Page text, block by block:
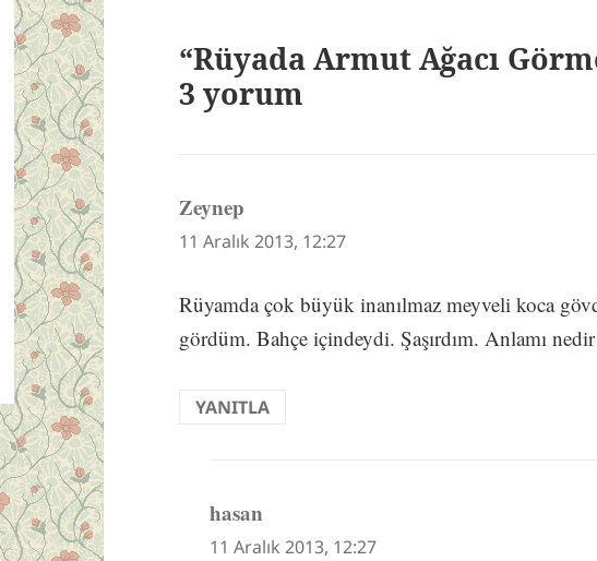
“Rüyada Armut Ağacı
3 yorum
Zeynep
ki:
11 Aralık 2013, 12:27
Rüyamda çok büyük inanılmaz meyveli koca
gördüm. Bahçe içindeydi. Şaşırdım. Anlamı nedir
YANITLA
hasan
ki:
11 Aralık 2013, 12:27